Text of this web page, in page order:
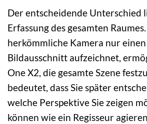
Der entscheidende Unterschied
Erfassung des gesamten
herkömmliche Kamera nur
Bildausschnitt aufzeichnet,
One X2, die gesamte Szene
bedeutet, dass Sie später
welche Perspektive Sie zeigen
können wie ein Regisseur